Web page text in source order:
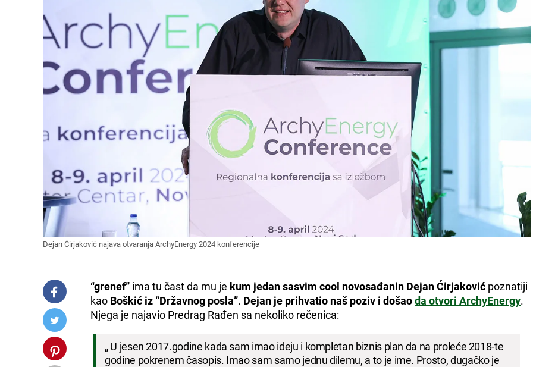
Dejan Ćirjaković najava otvaranja ArchyEnergy 2024 konferencije
“grenef” ima tu čast da mu je kum jedan sasvim cool novosađanin Dejan Ćirjaković poznatiji
kao Boškić iz “Državnog posla”. Dejan je prihvatio naš poziv i došao da otvori ArchyEnergy.
Njega je najavio Predrag Rađen sa nekoliko rečenica:
„ U jesen 2017.godine kada sam imao ideju i kompletan biznis plan da na proleće 2018-te
godine pokrenem časopis. Imao sam samo jednu dilemu, a to je ime. Prosto, dugačko je